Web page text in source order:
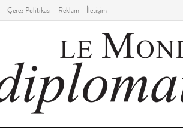
Çerez Politikası Reklam İletişim